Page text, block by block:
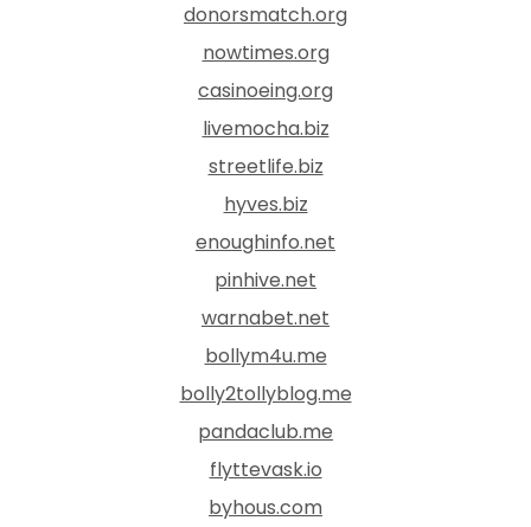
donorsmatch.org
nowtimes.org
casinoeing.org
livemocha.biz
streetlife.biz
hyves.biz
enoughinfo.net
pinhive.net
warnabet.net
bollym4u.me
bolly2tollyblog.me
pandaclub.me
flyttevask.io
byhous.com